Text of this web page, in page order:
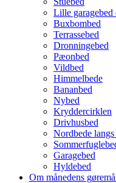
Lille garagebed
Buxbombed
Terrassebed
Dronningebed
Pæonbed
Vildbed
Himmelbede
Bananbed
Nybed
Kryddercirklen
Drivhusbed
Nordbede langs
Garagebed
Hyldebed
Om månedens